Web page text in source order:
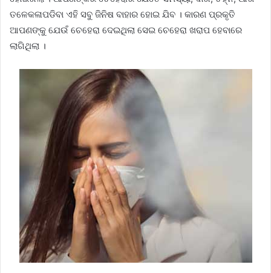
ତଳେକଳାପଡିବା ଏହି ସବୁ ଜିନିଷ ବାହାର ହୋଇ ଯିବ । କାରଣ ପ୍ରକୃତି
ଆପଣଙ୍କୁ ଯେଉଁ ଚେହେରା ଦେଇଥିଲା ସେଇ ଚେହେରା ଖରାପ ହେବାରେ
ଲାଗିଥିଲା ।